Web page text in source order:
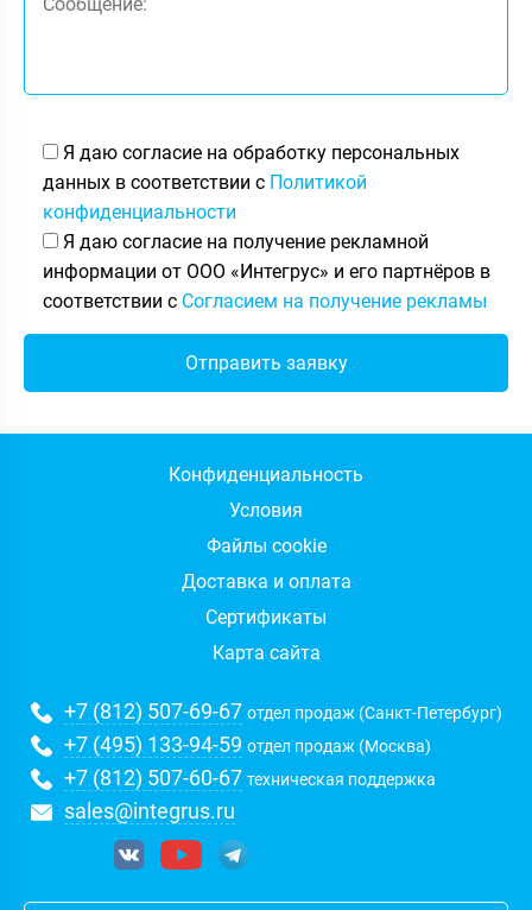
Я даю согласие на обработку персональных
данных в соответствии с Политикой
конфиденциальности
Я даю согласие на получение рекламной
информации от ООО «Интегрус» и его партнёров в
соответствии с Согласием на получение рекламы
Конфиденциальность
Условия
Файлы cookie
Доставка и оплата
Сертификаты
Карта сайта
+7 (812) 507-69-67 отдел продаж (Санкт-Петербург)
+7 (495) 133-94-59 отдел продаж (Москва)
+7 (812) 507-60-67 техническая поддержка
sales@integrus.ru